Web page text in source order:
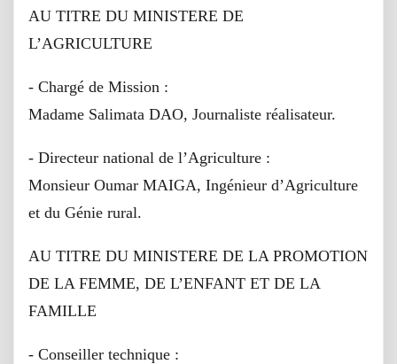
AU TITRE DU MINISTERE DE
L’AGRICULTURE
- Chargé de Mission :
Madame Salimata DAO, Journaliste réalisateur.
- Directeur national de l’Agriculture :
Monsieur Oumar MAIGA, Ingénieur d’Agriculture
et du Génie rural.
AU TITRE DU MINISTERE DE LA PROMOTION
DE LA FEMME, DE L’ENFANT ET DE LA
FAMILLE
- Conseiller technique :